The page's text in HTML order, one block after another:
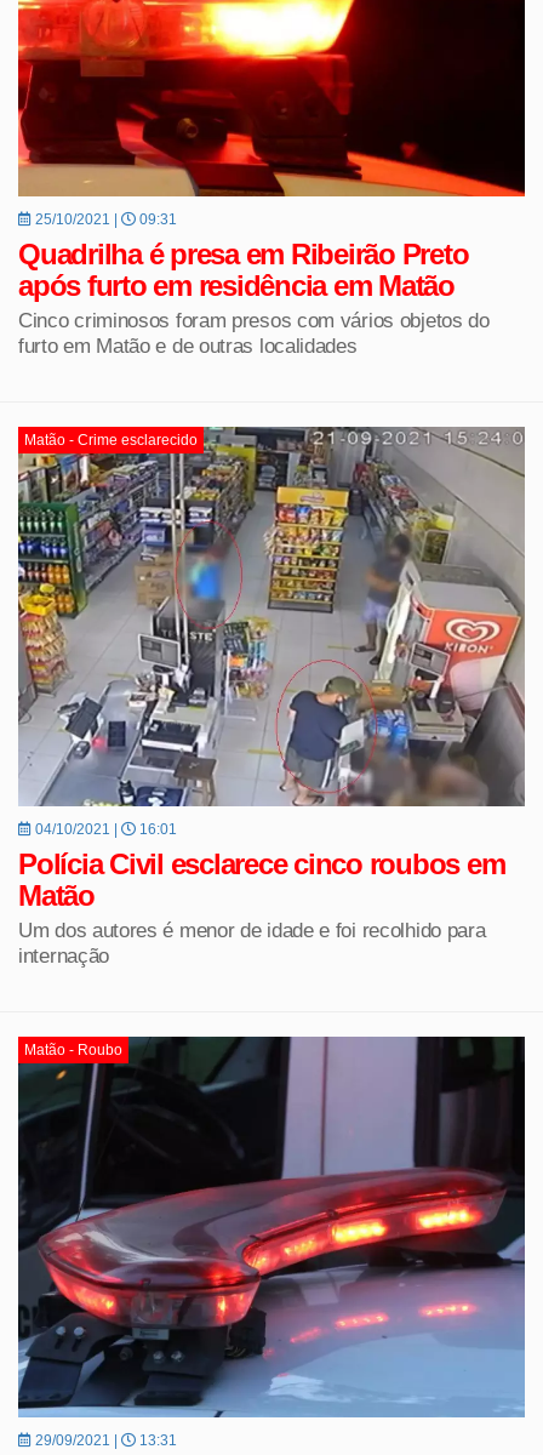
25/10/2021 | 09:31
Quadrilha é presa em Ribeirão Preto
após furto em residência em Matão
Cinco criminosos foram presos com vários objetos do
furto em Matão e de outras localidades
Matão - Crime esclarecido
04/10/2021 | 16:01
Polícia Civil esclarece cinco roubos em
Matão
Um dos autores é menor de idade e foi recolhido para
internação
Matão - Roubo
29/09/2021 | 13:31